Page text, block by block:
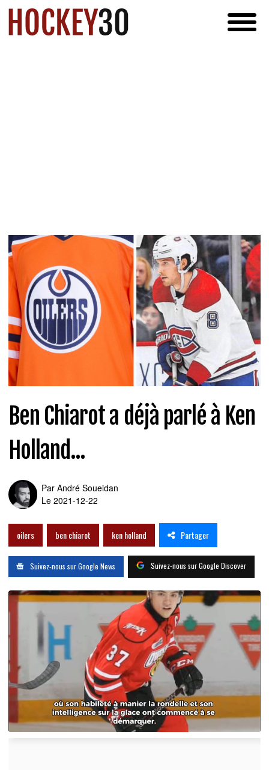
Ben Chiarot a déjà parlé à Ken
Holland...
Par André Soueidan
Le 2021-12-22
oilers ben chiarot ken holland Partager
Suivez-nous sur Google News Suivez-nous sur Google Discover